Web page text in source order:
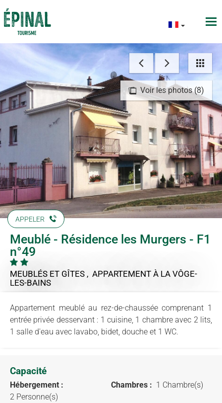
Voir les photos (8)
APPELER
Meublé - Résidence les Murgers - F1
n°49
MEUBLÉS ET GÎTES , APPARTEMENT À LA VÔGE-
LES-BAINS
Appartement meublé au rez-de-chaussée comprenant 1
entrée privée desservant : 1 cuisine, 1 chambre avec 2 lits,
1 salle d'eau avec lavabo, bidet, douche et 1 WC.
Capacité
Hébergement :
2 Personne(s)
Chambres : 1 Chambre(s)